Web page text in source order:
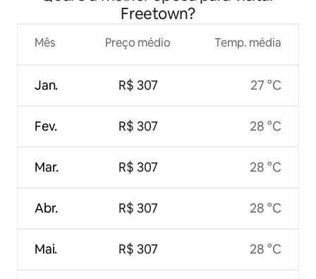
Freetown?
Mês
Jan.
Fev.
Mar.
Abr.
Mai.
Preço médio
R$ 307
R$ 307
R$ 307
R$ 307
R$ 307
Temp. média
27 °C
28 °C
28 °C
28 °C
28 °C